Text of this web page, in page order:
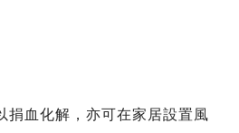
捐血化解，亦可在家居設置風